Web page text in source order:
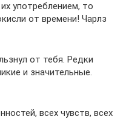
употреблением, то
от времени! Чарлз
от тебя. Редки
и значительные.
всех чувств, всех